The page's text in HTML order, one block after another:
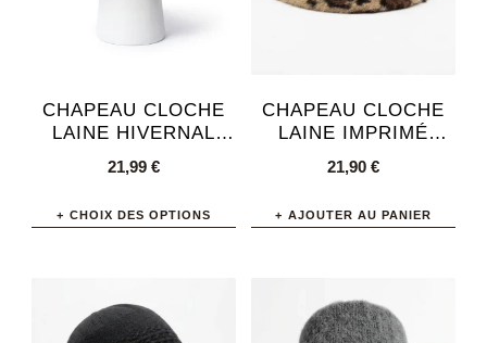
choisies
sur
page
du
produit
choisies
page
du
produit
CHAPEAU CLOCHE
LAINE HIVERNAL
CHIC
21,99 €
CHOIX DES OPTIONS
plusieurs
CHAPEAU CLOCHE
LAINE IMPRIMÉ
FEMME
21,90 €
AJOUTER AU PANIER